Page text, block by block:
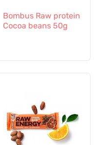
Bombus Raw protein
Cocoa beans 50g